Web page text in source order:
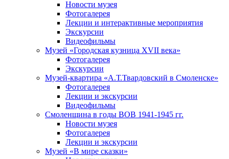
Новости музея
Фотогалерея
Лекции и интерактивные мероприятия
Экскурсии
Видеофильмы
Музей «Городская кузница XVII века»
Фотогалерея
Экскурсии
Музей-квартира «А.Т.Твардовский в Смоленске»
Фотогалерея
Лекции и экскурсии
Видеофильмы
Смоленщина в годы ВОВ 1941-1945 гг.
Новости музея
Фотогалерея
Лекции и экскурсии
Музей «В мире сказки»